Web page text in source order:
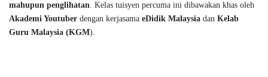
mahupun penglihatan
Akademi Youtuber dengan kerjasama eDidik Malaysia dan Kelab
Guru Malaysia (KGM).